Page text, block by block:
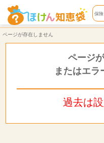
ページが存在しません | ほけん知恵袋
保
ページが存在しません
ページ
またはエラ
過去は